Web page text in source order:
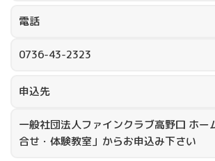
電話
0736-43-2323
申込先
一般社団法人ファインクラブ高野口 ホー
合せ・体験教室」からお申込み下さい